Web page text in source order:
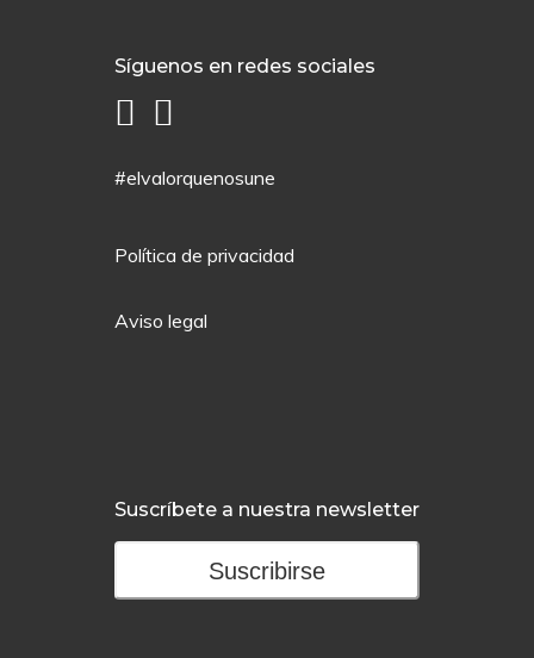
Síguenos en redes sociales
#elvalorquenosune
Política de privacidad
Aviso legal
Suscríbete a nuestra newsletter
Suscribirse